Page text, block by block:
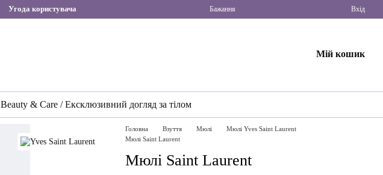
Угода користувача Бажання Вхід
Мій кошик
Beauty & Care / Ексклюзивний догляд за тілом
Головна Взуття Мюлі
Мюлі Yves Saint Laurent
Мюлі Saint Laurent
Мюлі Saint Laurent